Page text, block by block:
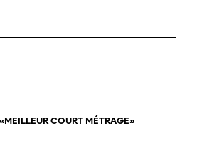
COURT MÉTRAGE»